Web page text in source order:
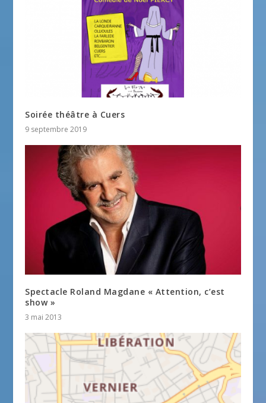
Soirée théâtre à Cuers
9 septembre 2019
Spectacle Roland Magdane « Attention, c’est
show »
3 mai 2013